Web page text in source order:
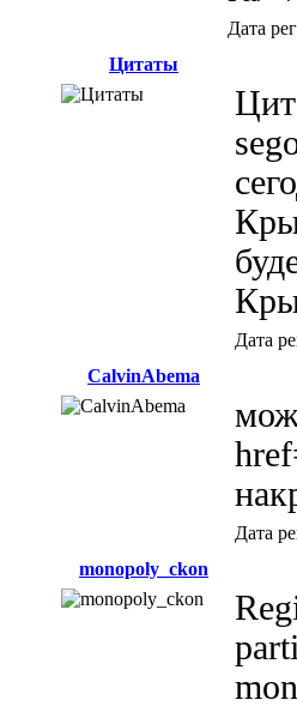
Дата
Цитаты
Дата
CalvinAbema
Дата
monopoly_ckon